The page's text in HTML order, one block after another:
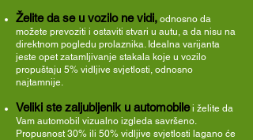
Želite da se u vozilo ne vidi, odnosno da
možete prevoziti i ostaviti stvari u autu, a da nisu na
direktnom pogledu prolaznika. Idealna varijanta
jeste opet zatamljivanje stakala koje u vozilo
propuštaju 5% vidljive svjetlosti, odnosno
najtamnije.
Veliki ste zaljubljenik u automobilei želite da
Vam automobil vizualno izgleda savršeno.
Propusnost 30% ili 50% vidljive svjetlosti lagano će